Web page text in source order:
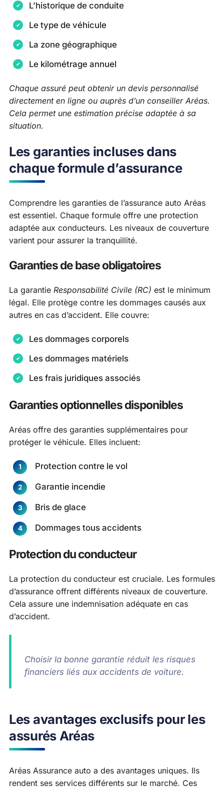
L’historique de conduite
Le type de véhicule
La zone géographique
Le kilométrage annuel
Chaque assuré peut obtenir un devis personnalisé
directement en ligne ou auprès d’un conseiller Aréas.
Cela permet une estimation précise adaptée à sa
situation.
Les garanties incluses dans
chaque formule d’assurance
Comprendre les garanties de l’assurance auto Aréas
est essentiel. Chaque formule offre une protection
adaptée aux conducteurs. Les niveaux de couverture
varient pour assurer la tranquillité.
Garanties de base obligatoires
La garantie Responsabilité Civile (RC) est le minimum
légal. Elle protège contre les dommages causés aux
autres en cas d’accident. Elle couvre:
Les dommages corporels
Les dommages matériels
Les frais juridiques associés
Garanties optionnelles disponibles
Aréas offre des garanties supplémentaires pour
protéger le véhicule. Elles incluent:
Protection contre le vol
Garantie incendie
Bris de glace
Dommages tous accidents
Protection du conducteur
La protection du conducteur est cruciale. Les formules
d’assurance offrent différents niveaux de couverture.
Cela assure une indemnisation adéquate en cas
d’accident.
Choisir la bonne garantie réduit les risques
financiers liés aux accidents de voiture.
Les avantages exclusifs pour les
assurés Aréas
Aréas Assurance auto a des avantages uniques. Ils
rendent ses services différents sur le marché. Ces